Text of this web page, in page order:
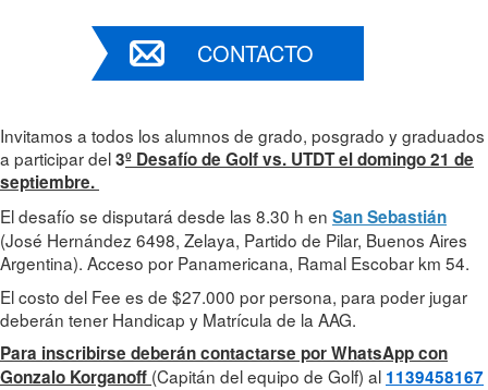
CONTACTO
Invitamos a todos los alumnos de grado, posgrado y graduados
a participar del3º Desafío de Golf vs. UTDT el domingo 21 de
septiembre.
El desafío se disputará desde las 8.30 h en San Sebastián
(José Hernández 6498, Zelaya, Partido de Pilar, Buenos Aires
Argentina). Acceso por Panamericana, Ramal Escobar km 54.
El costo del Fee es de $27.000 por persona, para poder jugar
deberán tener Handicap y Matrícula de la AAG.
Para inscribirse deberán contactarse por WhatsApp con
Gonzalo Korganoff (Capitán del equipo de Golf) al 1139458167